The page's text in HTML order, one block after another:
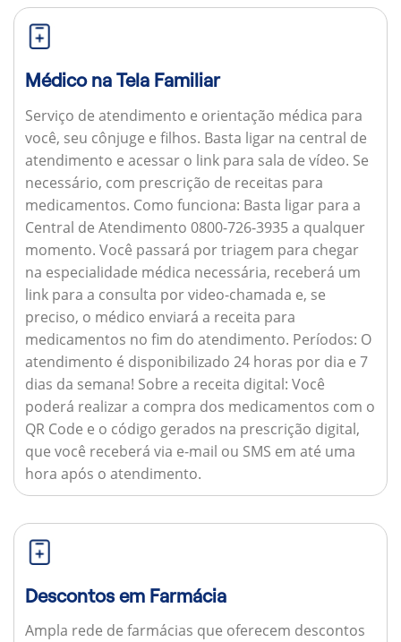
Médico na Tela Familiar
Serviço de atendimento e orientação médica para
você, seu cônjuge e filhos. Basta ligar na central de
atendimento e acessar o link para sala de vídeo. Se
necessário, com prescrição de receitas para
medicamentos. Como funciona: Basta ligar para a
Central de Atendimento 0800-726-3935 a qualquer
momento. Você passará por triagem para chegar
na especialidade médica necessária, receberá um
link para a consulta por video-chamada e, se
preciso, o médico enviará a receita para
medicamentos no fim do atendimento. Períodos: O
atendimento é disponibilizado 24 horas por dia e 7
dias da semana! Sobre a receita digital: Você
poderá realizar a compra dos medicamentos com o
QR Code e o código gerados na prescrição digital,
que você receberá via e-mail ou SMS em até uma
hora após o atendimento.
Descontos em Farmácia
Ampla rede de farmácias que oferecem descontos